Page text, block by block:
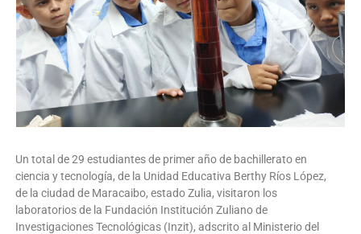
Un total de 29 estudiantes de primer año de bachillerato en
ciencia y tecnología, de la Unidad Educativa Berthy Ríos López,
de la ciudad de Maracaibo, estado Zulia, visitaron los
laboratorios de la Fundación Institución Zuliano de
Investigaciones Tecnológicas (Inzit), adscrito al Ministerio del